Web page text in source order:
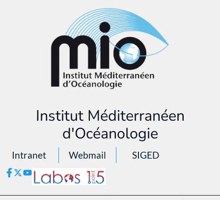
Institut Méditerranéen
d'Océanologie
Intranet Webmail SIGED